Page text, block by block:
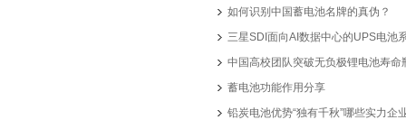
如何识别中国蓄电池名牌的真伪？
三星SDI面向AI数据中心的UPS电池
中国高校团队突破无负极锂电池寿命
蓄电池功能作用分享
铅炭电池优势“独有千秋”哪些实力企